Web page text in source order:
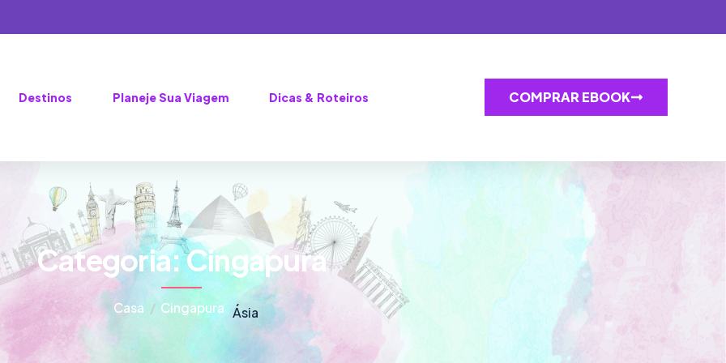
Destinos Planeje Sua Viagem Dicas & Roteiros COMPRAR EBOOK
Categoria:Cingapura
Casa Ásia
Cingapura